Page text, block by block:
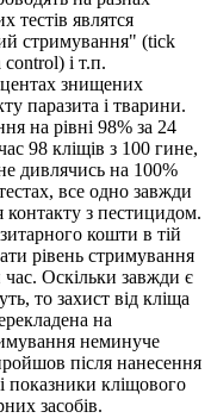
тестів являтся
стримування" (tick
і т.п.
знищених
паразита і тварини.
на рівні 98% за 24
98 кліщів з 100 гине,
дивлячись на 100%
все одно завжди
з пестицидом.
кошти в тій
рівень стримування
Оскільки завжди є
то захист від кліща
на
неминуче
після нанесення
показники кліщового
засобів.